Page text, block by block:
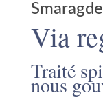
Via
Traité
nous